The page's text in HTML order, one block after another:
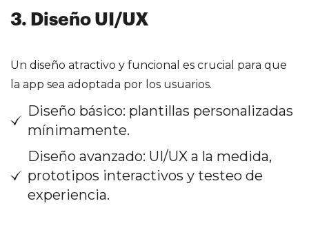
3. Diseño UI/UX
Un diseño atractivo y funcional es crucial para que
la app sea adoptada por los usuarios.
Diseño básico: plantillas personalizadas
mínimamente.
Diseño avanzado: UI/UX a la medida,
prototipos interactivos y testeo de
experiencia.